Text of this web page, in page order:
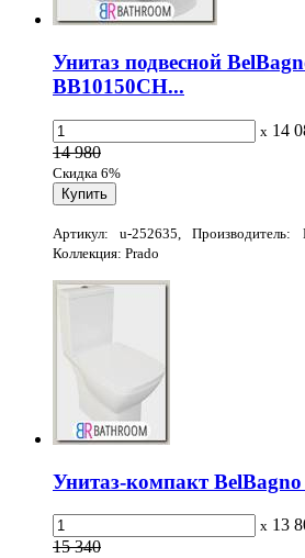
Унитаз подвесной
BB10150CH...
x 14
14 980
Скидка 6%
Артикул: u-252635, Производитель:
Коллекция: Prado
Унитаз-компакт
x 13
15 340